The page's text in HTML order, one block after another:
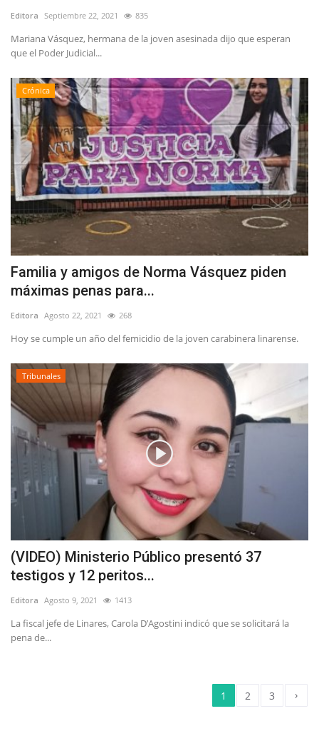
Editora Septiembre 22, 2021 835
Mariana Vásquez, hermana de la joven asesinada dijo que esperan
que el Poder Judicial...
Crónica
Familia y amigos de Norma Vásquez piden
máximas penas para...
Editora Agosto 22, 2021 268
Hoy se cumple un año del femicidio de la joven carabinera linarense.
Tribunales
(VIDEO) Ministerio Público presentó 37
testigos y 12 peritos...
Editora Agosto 9, 2021 1413
La fiscal jefe de Linares, Carola D’Agostini indicó que se solicitará la
pena de...
1 2 3 ›